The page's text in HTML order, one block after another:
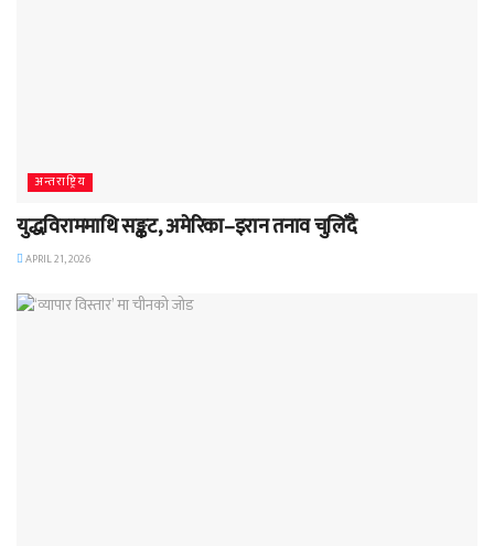
अन्तराष्ट्रिय
युद्धविराममाथि सङ्कट, अमेरिका–इरान तनाव चुलिँदै
APRIL 21, 2026